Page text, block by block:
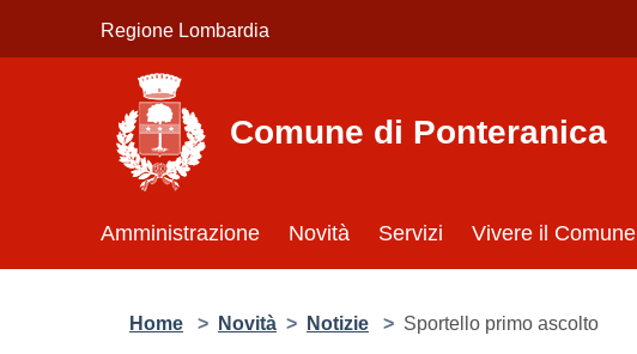
Regione Lombardia
Comune di Ponteranica
Amministrazione Novità Servizi Vivere il Comune
Home > Novità > Notizie > Sportello primo ascolto